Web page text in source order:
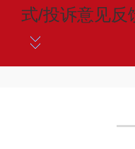
式/投诉意见反